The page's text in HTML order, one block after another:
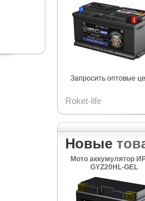
Запросить оптовые
Roket-life
Новые
Мото аккумулятор
GYZ20HL-GEL